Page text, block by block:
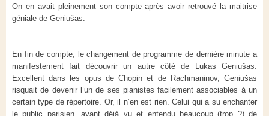
On en avait pleinement son compte après avoir retrouvé la maitrise
géniale de Geniušas.
En fin de compte, le changement de programme de dernière minute a
manifestement fait découvrir un autre côté de Lukas Geniušas.
Excellent dans les opus de Chopin et de Rachmaninov, Geniušas
risquait de devenir l’un de ses pianistes facilement associables à un
certain type de répertoire. Or, il n’en est rien. Celui qui a su enchanter
le public parisien, ayant déjà vu et entendu beaucoup (trop ?) de